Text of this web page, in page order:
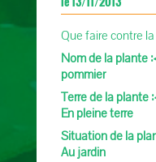
Que faire contre
Nom de la plante
pommier
Terre de la plante
En pleine terre
Situation de la
Au jardin